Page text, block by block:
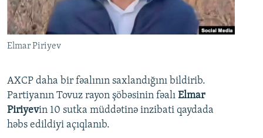
Elmar Piriyev
AXCP daha bir fəalının saxlandığını bildirib.
Partiyanın Tovuz rayon şöbəsinin fəalı Elmar
Piriyevin 10 sutka müddətinə inzibati qaydada
həbs edildiyi açıqlanıb.